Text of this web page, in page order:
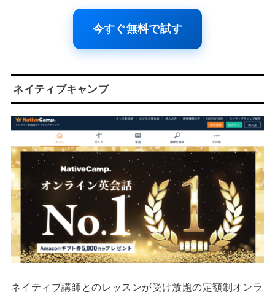
今すぐ無料で試す
ネイティブキャンプ
ネイティブ講師とのレッスンが受け放題の定額制オンラ